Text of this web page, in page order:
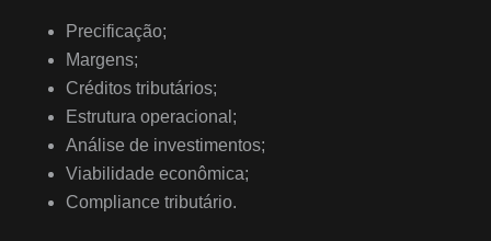
Precificação;
Margens;
Créditos tributários;
Estrutura operacional;
Análise de investimentos;
Viabilidade econômica;
Compliance tributário.